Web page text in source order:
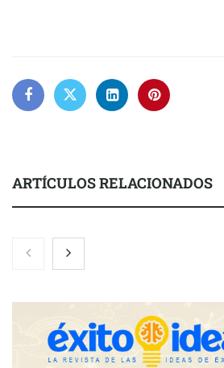
ARTÍCULOS RELACIONADOS
Zoomex mejora su Strategy Center con
avanzadas para trading estratégico
COMPALISS de LYSOTRIC: cuando un
las posibilidades del salón profesional